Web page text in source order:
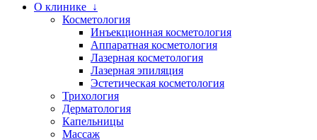
О клинике ↓
Косметология
Инъекционная косметология
Аппаратная косметология
Лазерная косметология
Лазерная эпиляция
Эстетическая косметология
Трихология
Дерматология
Капельницы
Массаж